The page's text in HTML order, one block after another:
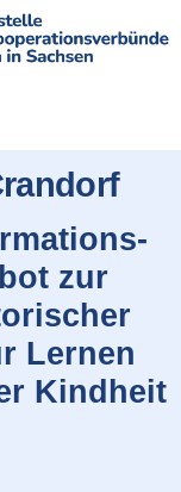
zur
Lernen
Kindheit